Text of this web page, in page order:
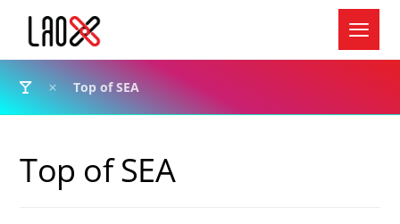
Top of SEA
Top of SEA